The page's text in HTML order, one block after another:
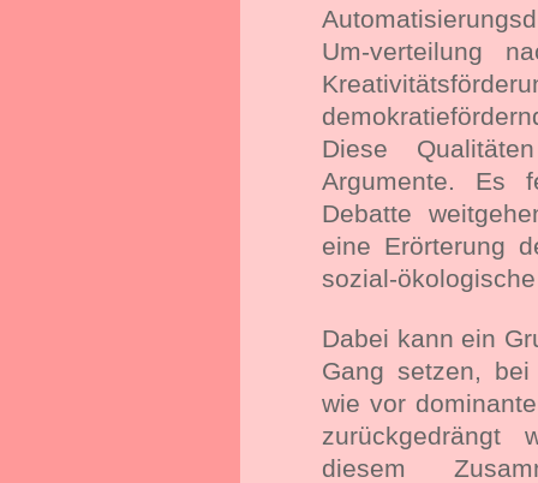
Um-verteilung
Diese
Argumente. Es
Debatte
eine Erörterung
sozial-
Dabei kann ein
Gang setzen,
wie vor
zurückgedrängt
diesem